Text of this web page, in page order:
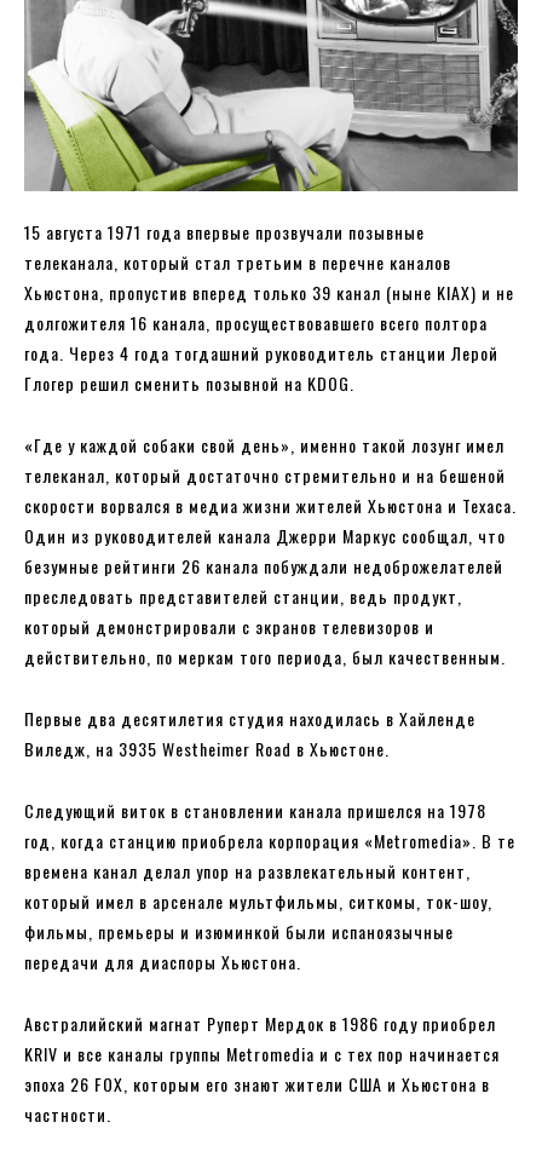
15 августа 1971 года впервые прозвучали позывные
телеканала, который стал третьим в перечне каналов
Хьюстона, пропустив вперед только 39 канал (ныне KIAX) и не
долгожителя 16 канала, просуществовавшего всего полтора
года. Через 4 года тогдашний руководитель станции Лерой
Глогер решил сменить позывной на KDOG.
«Где у каждой собаки свой день», именно такой лозунг имел
телеканал, который достаточно стремительно и на бешеной
скорости ворвался в медиа жизни жителей Хьюстона и Техаса.
Один из руководителей канала Джерри Маркус сообщал, что
безумные рейтинги 26 канала побуждали недоброжелателей
преследовать представителей станции, ведь продукт,
который демонстрировали с экранов телевизоров и
действительно, по меркам того периода, был качественным.
Первые два десятилетия студия находилась в Хайленде
Виледж, на 3935 Westheimer Road в Хьюстоне.
Следующий виток в становлении канала пришелся на 1978
год, когда станцию приобрела корпорация «Metromedia». В те
времена канал делал упор на развлекательный контент,
который имел в арсенале мультфильмы, ситкомы, ток-шоу,
фильмы, премьеры и изюминкой были испаноязычные
передачи для диаспоры Хьюстона.
Австралийский магнат Руперт Мердок в 1986 году приобрел
KRIV и все каналы группы Metromedia и с тех пор начинается
эпоха 26 FOX, которым его знают жители США и Хьюстона в
частности.